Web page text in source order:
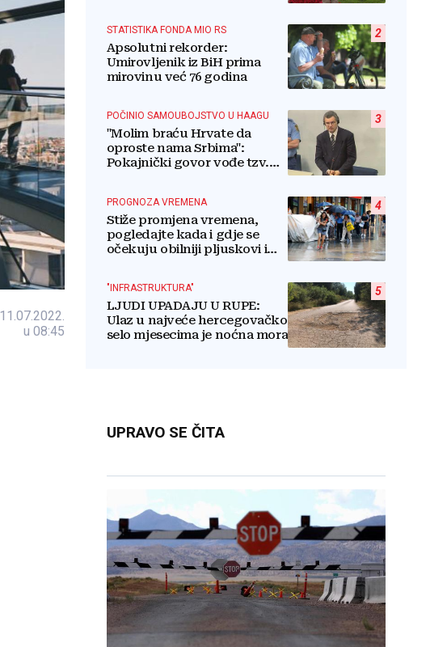
11.07.2022.
u 08:45
2
STATISTIKA FONDA MIO RS
Apsolutni rekorder:
Umirovljenik iz BiH prima
mirovinu već 76 godina
3
POČINIO SAMOUBOJSTVO U HAAGU
"Molim braću Hrvate da
oproste nama Srbima":
Pokajnički govor vođe tzv.
4
PROGNOZA VREMENA
Stiže promjena vremena,
pogledajte kada i gdje se
očekuju obilniji pljuskovi i
5
"INFRASTRUKTURA"
LJUDI UPADAJU U RUPE:
Ulaz u najveće hercegovačko
selo mjesecima je noćna mora
UPRAVO SE ČITA